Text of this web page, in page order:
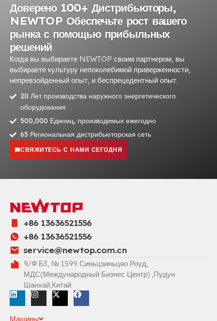
Доверено 100+ Дистрибьюторы,
NEWTOP Обеспечьте рост вашего
рынка с помощью прибыльных
решений
Когда вы выбираете NEWTOP своим партнером, вы
выбираете культуру непоколебимой приверженности,
непревзойденный опыт, и беспрецедентный опыт.
20 Лет производства наружного энергетического
оборудования
500,000 Единиц, производимых ежегодно
65 Региональная дистрибьюторская сеть
СВЯЖИТЕСЬ С НАМИ СЕГОДНЯ
+86 13636521556
+86 13636521556
service@newtop.com.cn
9/Ф Б3, № 1599 Синьцзиньцяо Роуд,
МДС(Международный Бизнес Центр) ,Пудун
Шанхай,Китай
Машины